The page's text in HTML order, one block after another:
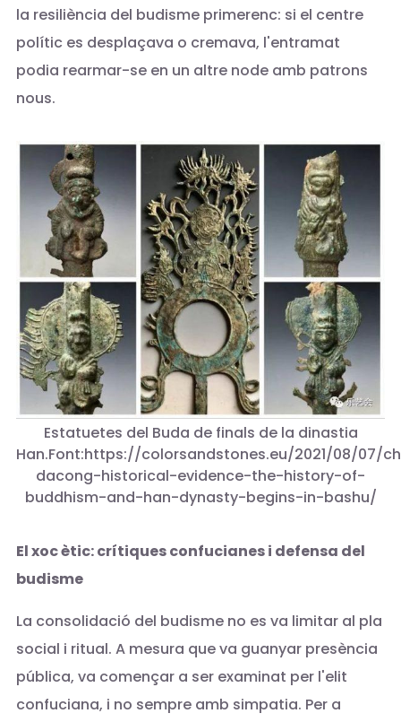
la resiliència del budisme primerenc: si el centre
polític es desplaçava o cremava, l'entramat
podia rearmar-se en un altre node amb patrons
nous.
Estatuetes del Buda de finals de la dinastia
Han.Font:https://colorsandstones.eu/2021/08/07/
dacong-historical-evidence-the-history-of-
buddhism-and-han-dynasty-begins-in-bashu/
El xoc ètic: crítiques confucianes i defensa del
budisme
La consolidació del budisme no es va limitar al pla
social i ritual. A mesura que va guanyar presència
pública, va començar a ser examinat per l'elit
confuciana, i no sempre amb simpatia. Per a